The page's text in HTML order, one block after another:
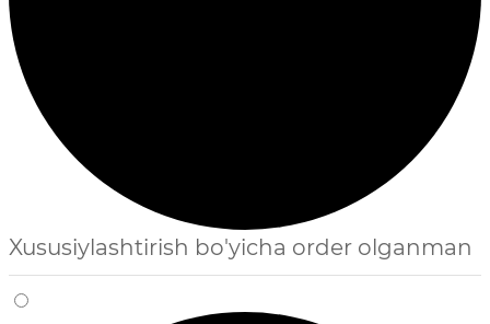
Xususiylashtirish bo'yicha order olganman